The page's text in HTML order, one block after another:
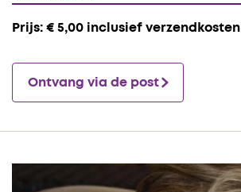
Prijs: € 5,00 inclusief verzendkosten
Ontvang via de post